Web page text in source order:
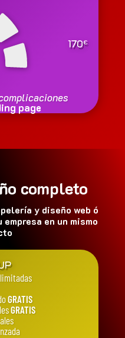
170€
page
completo
y diseño web ó
en un mismo
GRATIS
GRATIS